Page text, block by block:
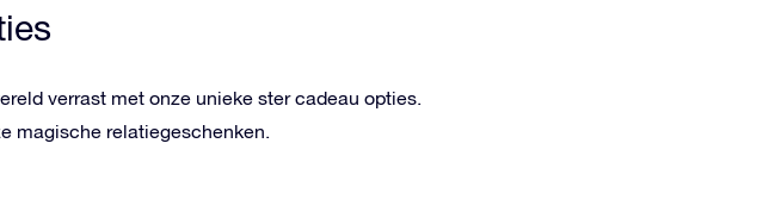
verrast met onze unieke ster cadeau opties.
magische relatiegeschenken.